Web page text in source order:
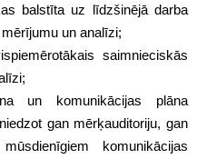
balstīta uz līdzšinējā darba
un analīzi;
saimnieciskās
un komunikācijas plāna
gan mērķauditoriju, gan
komunikācijas